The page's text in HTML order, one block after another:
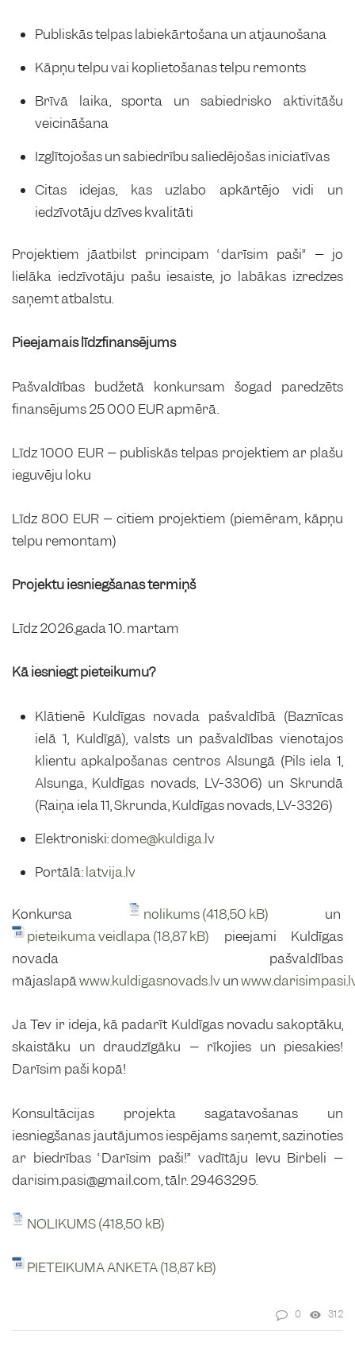
Publiskās telpas labiekārtošana un atjaunošana
Kāpņu telpu vai koplietošanas telpu remonts
Brīvā laika, sporta un sabiedrisko aktivitāšu
veicināšana
Izglītojošas un sabiedrību saliedējošas iniciatīvas
Citas idejas, kas uzlabo apkārtējo vidi un
iedzīvotāju dzīves kvalitāti
Projektiem jāatbilst principam “darīsim paši” – jo
lielāka iedzīvotāju pašu iesaiste, jo labākas izredzes
saņemt atbalstu.
Pieejamais līdzfinansējums
Pašvaldības budžetā konkursam šogad paredzēts
finansējums 25 000 EUR apmērā.
Līdz 1000 EUR – publiskās telpas projektiem ar plašu
ieguvēju loku
Līdz 800 EUR – citiem projektiem (piemēram, kāpņu
telpu remontam)
Projektu iesniegšanas termiņš
Līdz 2026.gada 10. martam
Kā iesniegt pieteikumu?
Klātienē Kuldīgas novada pašvaldībā (Baznīcas
ielā 1, Kuldīgā), valsts un pašvaldības vienotajos
klientu apkalpošanas centros Alsungā (Pils iela 1,
Alsunga, Kuldīgas novads, LV-3306) un Skrundā
(Raiņa iela 11, Skrunda, Kuldīgas novads, LV-3326)
Elektroniski:dome@kuldiga.lv
Portālā:latvija.lv
Konkursa nolikums
un
pieteikuma veidlapa
pieejami Kuldīgas
novada pašvaldības
mājaslapāwww.kuldigasnovads.lvun
Ja Tev ir ideja, kā padarīt Kuldīgas novadu sakoptāku,
skaistāku un draudzīgāku – rīkojies un piesakies!
Darīsim paši kopā!
Konsultācijas projekta sagatavošanas un
iesniegšanas jautājumos iespējams saņemt, sazinoties
ar biedrības “Darīsim paši!” vadītāju Ievu Birbeli –
darisim.pasi@gmail.com, tālr. 29463295.
NOLIKUMS
PIETEIKUMA ANKETA
0 312